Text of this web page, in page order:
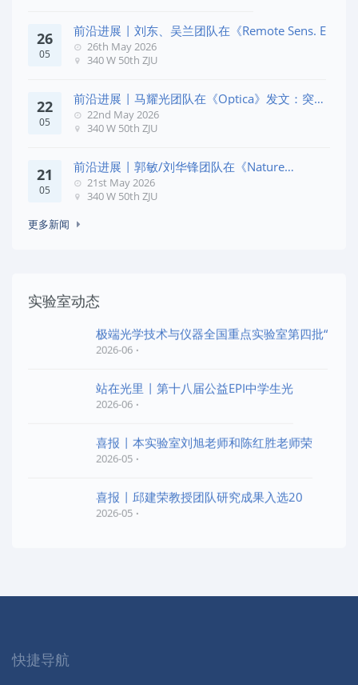
26
05
前沿进展 | 刘东、吴兰团队在《Remote Sens. E
26th May 2026
340 W 50th ZJU
22
05
前沿进展 | 马耀光团队在《Optica》发文：突破
几何相位
22nd May 2026
340 W 50th ZJU
21
05
前沿进展 | 郭敏/刘华锋团队在《Nature
Commun
21st May 2026
340 W 50th ZJU
更多新闻
实验室动态
极端光学技术与仪器全国重点实验室第四批“
2026-06
站在光里 | 第十八届公益EPI中学生光
2026-06
喜报 | 本实验室刘旭老师和陈红胜老师荣
2026-05
喜报 | 邱建荣教授团队研究成果入选20
2026-05
快捷导航